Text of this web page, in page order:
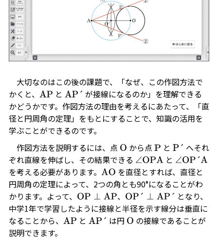
大切なのはこの後の課題で、「なぜ、この作図方法で
かくと、 AP とAP´
が接線になるのか」を理解できる
かどうかです。作図方法の理由を考えるにあたって、「直
径と円周角の定理」をもと にすることで、知識の活用を
学ぶことができるのです。
作図方法を説明するには、点 O から点P と P´ へそれ
ぞれ直線を伸ばし、その結果できる ∠OPA と ∠OP´A
を考える必要があります。 AO を直径とすれば、直径と
円周角の定理によって、2つの角とも90°になることがわ
かります。よって、 OP⊥AP 、 OP´ ⊥AP´
となり、
中学1年で学習したように接線と半径を示す線分は垂直に
なることから、 AP とAP´ は円 O の接線であることが
説明できます。